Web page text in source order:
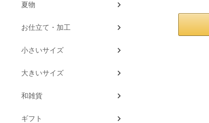
夏物
お仕立て・加工
小さいサイズ
大きいサイズ
和雑貨
ギフト